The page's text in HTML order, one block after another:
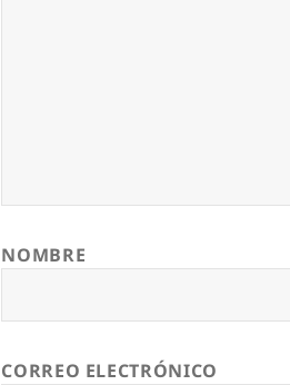
NOMBRE
CORREO ELECTRÓNICO